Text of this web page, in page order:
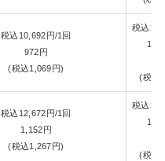
税込 10,692円/1回
972円
(税込1,069円)
税込
1錠
(税込
税込 12,672円/1回
1,152円
(税込1,267円)
税込
1錠
(税込